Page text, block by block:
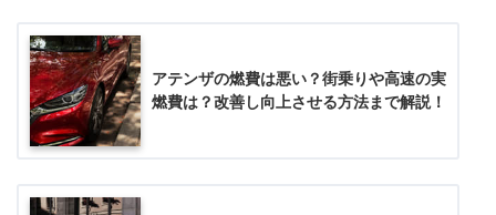
アテンザの燃費は悪い？街乗りや高速の実
燃費は？改善し向上させる方法まで解説！